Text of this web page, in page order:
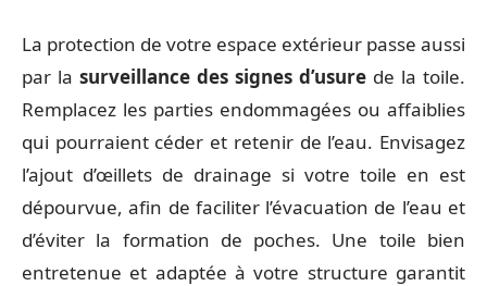
La protection de votre espace extérieur passe aussi
par la surveillance des signes d’usure de la toile.
Remplacez les parties endommagées ou affaiblies
qui pourraient céder et retenir de l’eau. Envisagez
l’ajout d’œillets de drainage si votre toile en est
dépourvue, afin de faciliter l’évacuation de l’eau et
d’éviter la formation de poches. Une toile bien
entretenue et adaptée à votre structure garantit